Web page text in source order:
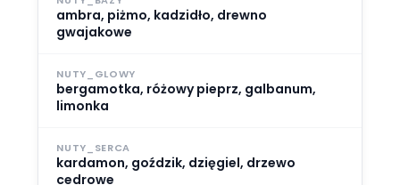
ambra, piżmo, kadzidło, drewno
gwajakowe
NUTY_GLOWY
bergamotka, różowy pieprz, galbanum,
limonka
NUTY_SERCA
kardamon, goździk, dzięgiel, drzewo
cedrowe